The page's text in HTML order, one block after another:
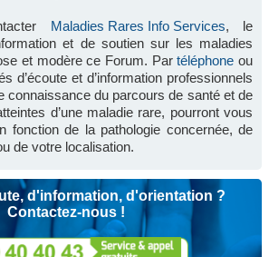
Maladies Rares Info Services, le
et de soutien sur les maladies
et modère ce Forum. Partéléphone ou
d’écoute et d’information professionnels
connaissance du parcours de santé et de
d’une maladie rare, pourront vous
fonction de la pathologie concernée, de
de votre localisation.
d'information, d'orientation ?
Contactez-nous !